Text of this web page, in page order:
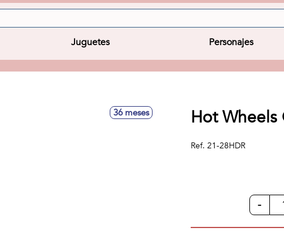
Juguetes Personajes
36 meses Hot Wheels
Ref. 21-28HDR
-